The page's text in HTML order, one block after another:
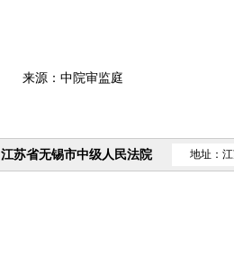
来源：中院审监庭
江苏省无锡市中级人民法院 地址：